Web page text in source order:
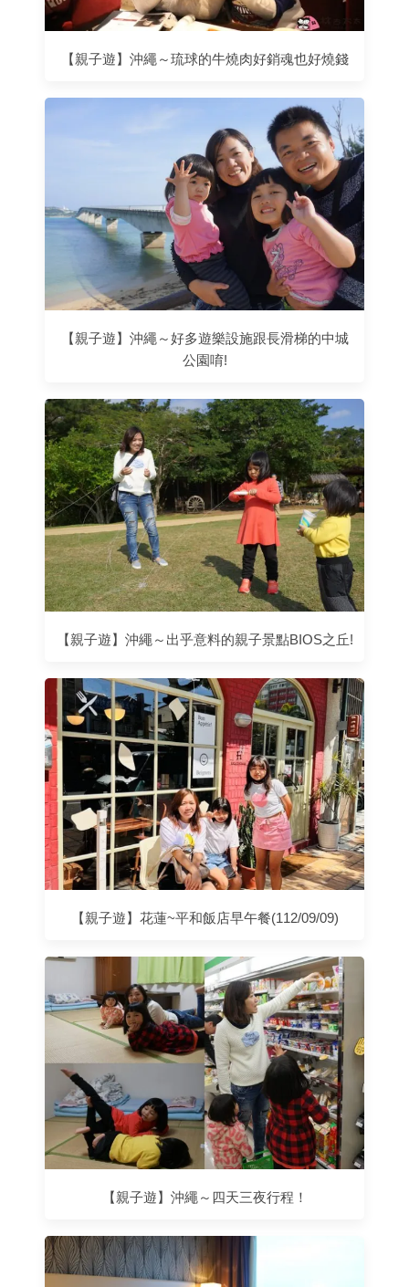
【親子遊】沖繩～琉球的牛燒肉好銷魂也好燒錢
【親子遊】沖繩～好多遊樂設施跟長滑梯的中城
公園唷!
【親子遊】沖繩～出乎意料的親子景點BIOS之丘!
【親子遊】花蓮~平和飯店早午餐(112/09/09)
【親子遊】沖繩～四天三夜行程！